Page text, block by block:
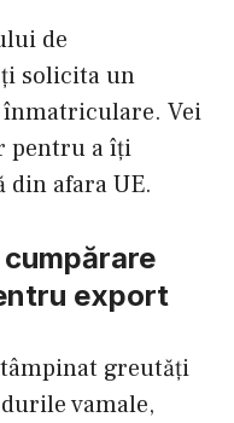
de
solicita un
Vei
pentru a îți
afara UE.
export
greutăți
vamale,